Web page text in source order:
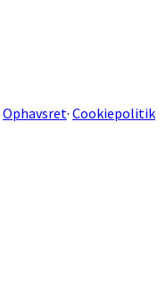
Ophavsret· Cookiepolitik